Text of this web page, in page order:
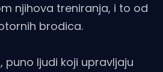
njihova treniranja, i to od
brodica.
ljudi koji upravljaju